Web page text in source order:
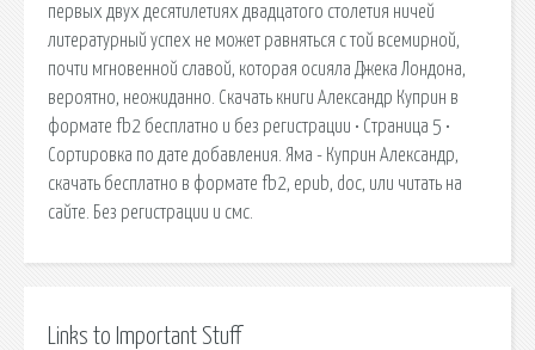
первых двух десятилетиях двадцатого столетия ничей
литературный успех не может равняться с той всемирной,
почти мгновенной славой, которая осияла Джека Лондона,
вероятно, неожиданно. Скачать книги Александр Куприн в
формате fb2 бесплатно и без регистрации • Страница 5 •
Сортировка по дате добавления. Яма - Куприн Александр,
скачать бесплатно в формате fb2, epub, doc, или читать на
сайте. Без регистрации и смс.
Links to Important Stuff